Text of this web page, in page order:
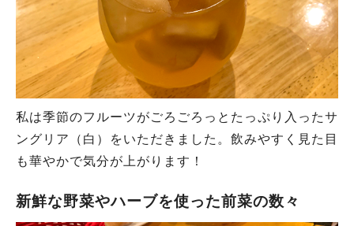
私は季節のフルーツがごろごろっとたっぷり入ったサ
ングリア（白）
をいただきました。飲みやすく見た目
も華やかで気分が上がります！
新鮮な野菜やハーブを使った前菜の数々